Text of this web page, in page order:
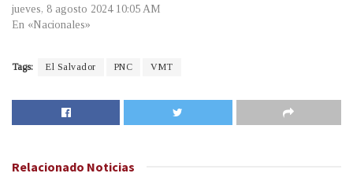
jueves, 8 agosto 2024 10:05 AM
En «Nacionales»
Tags: El Salvador PNC VMT
Relacionado Noticias